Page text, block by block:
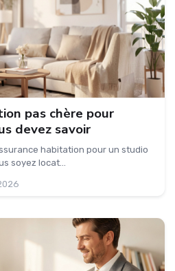
pas chère pour
devez savoir
habitation pour un studio
soyez locat...